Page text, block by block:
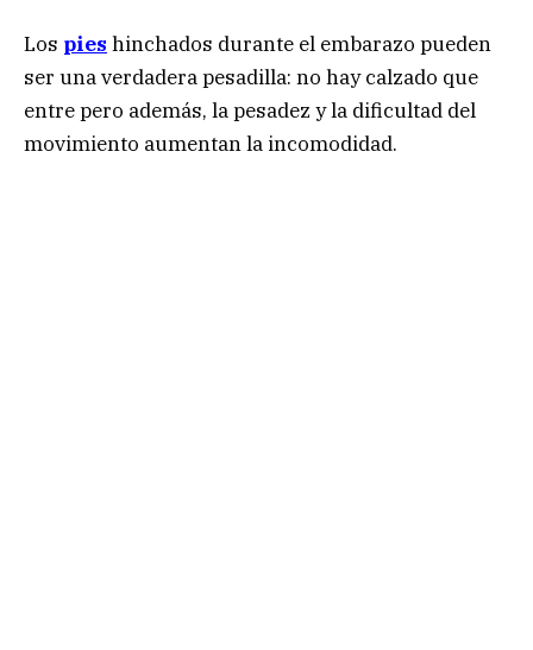
Los pies hinchados durante el embarazo pueden
ser una verdadera pesadilla: no hay calzado que
entre pero además, la pesadez y la dificultad del
movimiento aumentan la incomodidad.